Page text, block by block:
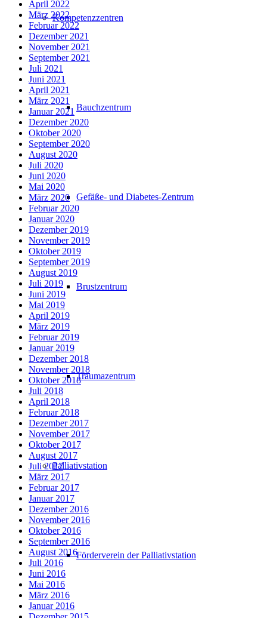
Kompetenzzentren
Bauchzentrum
Gefäße- und Diabetes-Zentrum
Brustzentrum
Traumazentrum
Palliativstation
Förderverein der Palliativstation
April 2022
März 2022
Februar 2022
Dezember 2021
November 2021
September 2021
Juli 2021
Juni 2021
April 2021
März 2021
Januar 2021
Dezember 2020
Oktober 2020
September 2020
August 2020
Juli 2020
Juni 2020
Mai 2020
März 2020
Februar 2020
Januar 2020
Dezember 2019
November 2019
Oktober 2019
September 2019
August 2019
Juli 2019
Juni 2019
Mai 2019
April 2019
März 2019
Februar 2019
Januar 2019
Dezember 2018
November 2018
Oktober 2018
Juli 2018
April 2018
Februar 2018
Dezember 2017
November 2017
Oktober 2017
August 2017
Juli 2017
März 2017
Februar 2017
Januar 2017
Dezember 2016
November 2016
Oktober 2016
September 2016
August 2016
Juli 2016
Juni 2016
Mai 2016
März 2016
Januar 2016